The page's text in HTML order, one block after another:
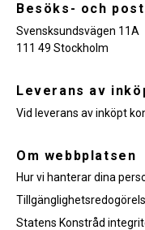
Besöks- och
Svensksundsvägen 11A
111 49 Stockholm
Leverans av
Vid leverans av inköpt
Om webbplatsen
Hur vi hanterar dina
Statens Konstråd